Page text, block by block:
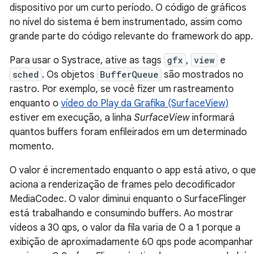
dispositivo por um curto período. O código de gráficos
no nível do sistema é bem instrumentado, assim como
grande parte do código relevante do framework do app.
Para usar o Systrace, ative as tags gfx , view e
sched . Os objetos BufferQueue são mostrados no
rastro. Por exemplo, se você fizer um rastreamento
enquanto o vídeo do Play da Grafika (SurfaceView)
estiver em execução, a linha SurfaceViewinformará
quantos buffers foram enfileirados em um determinado
momento.
O valor é incrementado enquanto o app está ativo, o que
aciona a renderização de frames pelo decodificador
MediaCodec. O valor diminui enquanto o SurfaceFlinger
está trabalhando e consumindo buffers. Ao mostrar
vídeos a 30 qps, o valor da fila varia de 0 a 1 porque a
exibição de aproximadamente 60 qps pode acompanhar